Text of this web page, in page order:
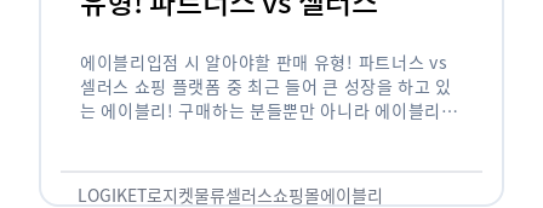
에이블리입점 시 알아야할 판매 유형! 파트너스 vs
셀러스 쇼핑 플랫폼 중 최근 들어 큰 성장을 하고 있
는 에이블리! 구매하는 분들뿐만 아니라 에이블리에
LOGIKET로지켓물류셀러스쇼핑몰에이블리